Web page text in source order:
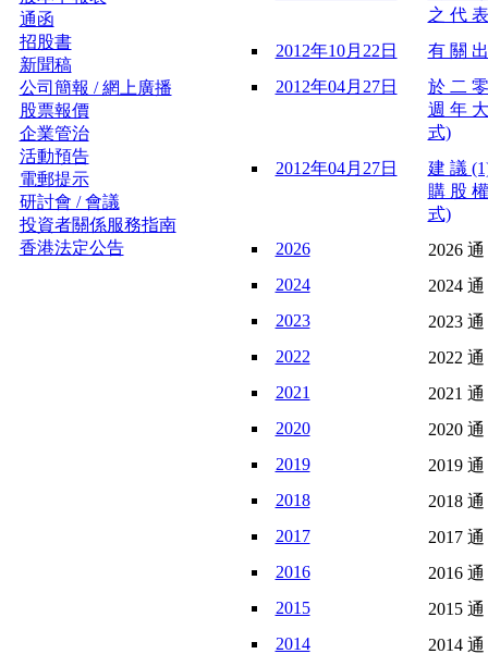
通函
招股書
新聞稿
公司簡報 / 網上廣播
股票報價
企業管治
活動預告
電郵提示
研討會 / 會議
投資者關係服務指南
香港法定公告
之 代
2012年10月22日
有 關
2012年04月27日
於 二
週 年
式)
2012年04月27日
建 議
購 股
式)
2026
2026
2024
2024
2023
2023
2022
2022
2021
2021
2020
2020
2019
2019
2018
2018
2017
2017
2016
2016
2015
2015
2014
2014